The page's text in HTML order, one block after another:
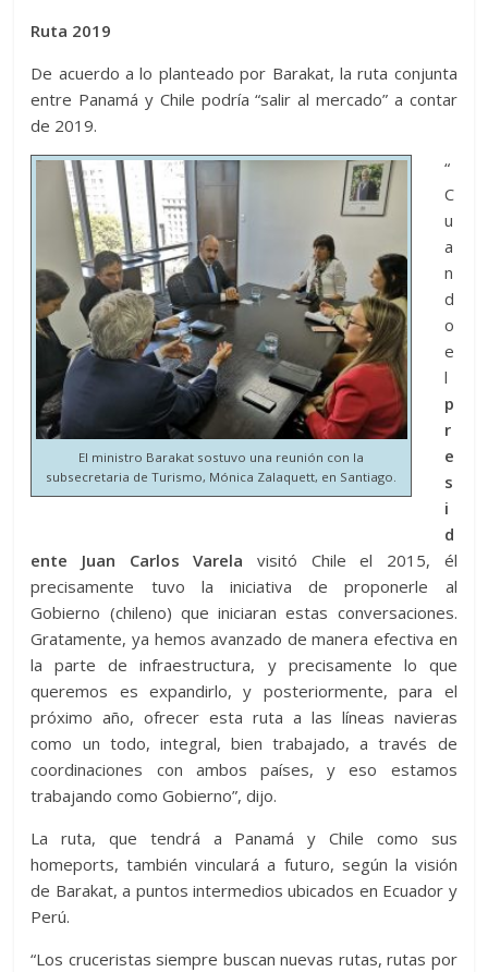
Ruta 2019
De acuerdo a lo planteado por Barakat, la ruta conjunta
entre Panamá y Chile podría “salir al mercado” a contar
de 2019.
El ministro Barakat sostuvo una reunión con la
subsecretaria de Turismo, Mónica Zalaquett, en Santiago.
“
C
u
a
n
d
o
e
l
p
r
e
s
i
d
ente Juan Carlos Varela visitó Chile el 2015, él
precisamente tuvo la iniciativa de proponerle al
Gobierno (chileno) que iniciaran estas conversaciones.
Gratamente, ya hemos avanzado de manera efectiva en
la parte de infraestructura, y precisamente lo que
queremos es expandirlo, y posteriormente, para el
próximo año, ofrecer esta ruta a las líneas navieras
como un todo, integral, bien trabajado, a través de
coordinaciones con ambos países, y eso estamos
trabajando como Gobierno”, dijo.
La ruta, que tendrá a Panamá y Chile como sus
homeports, también vinculará a futuro, según la visión
de Barakat, a puntos intermedios ubicados en Ecuador y
Perú.
“Los cruceristas siempre buscan nuevas rutas, rutas por